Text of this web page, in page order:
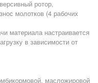
ротор,
молотков (4 рабочих
материала настраивается
в зависимости от
масложировой